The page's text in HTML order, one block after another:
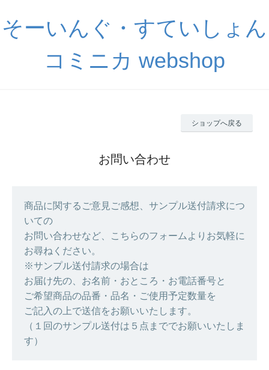
そーいんぐ・すていしょん
コミニカ webshop
ショップへ戻る
お問い合わせ
商品に関するご意見ご感想、サンプル送付請求につ
いての
お問い合わせなど、こちらのフォームよりお気軽に
お尋ねください。
※サンプル送付請求の場合は
お届け先の、お名前・おところ・お電話番号と
ご希望商品の品番・品名・ご使用予定数量を
ご記入の上で送信をお願いいたします。
（１回のサンプル送付は５点まででお願いいたしま
す）